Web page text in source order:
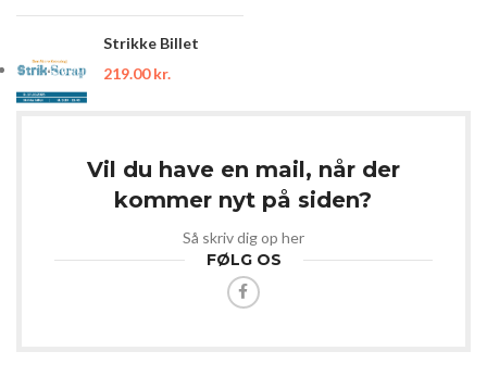
Strikke Billet
219.00kr.
Vil du have en mail, når der
kommer nyt på siden?
Så skriv dig op her
FØLG OS